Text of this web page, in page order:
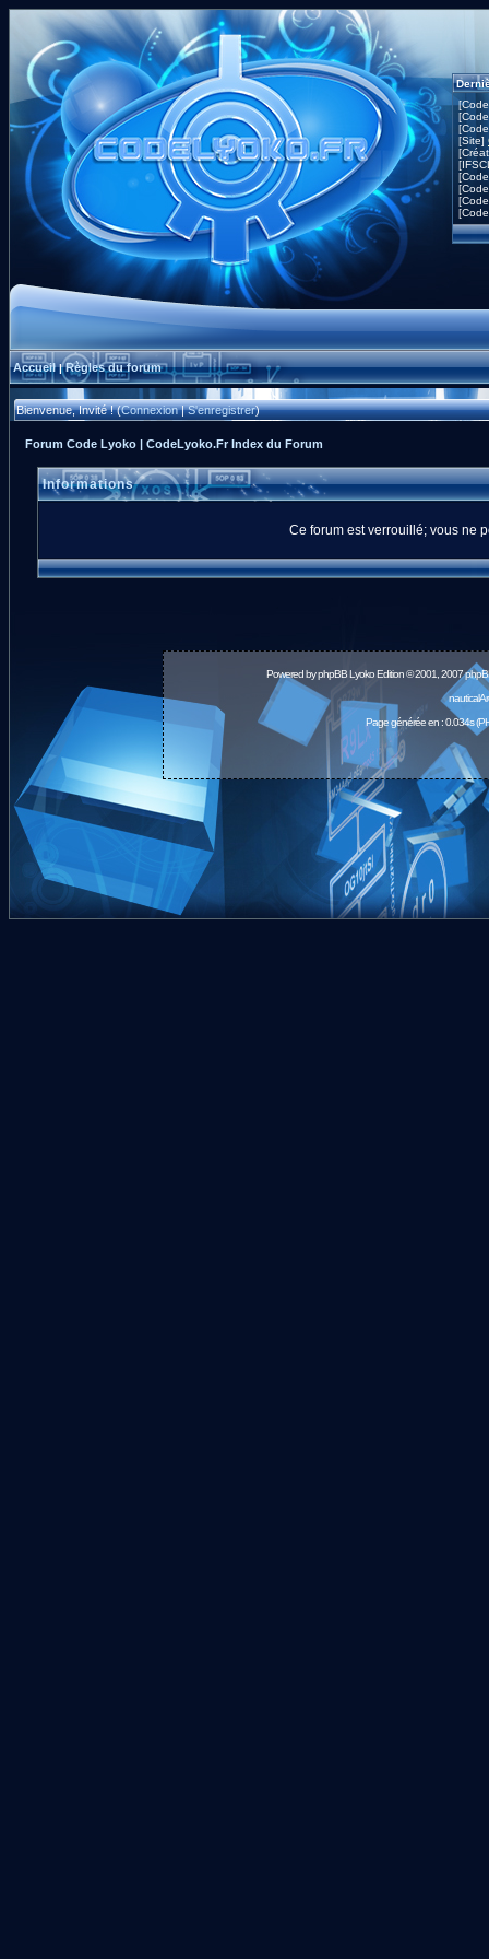
[Site]
Accueil|Règles du forum
Bienvenue, Invité ! (Connexion|S'enregistrer)
Forum Code Lyoko | CodeLyoko.Fr Index du Forum
Informations
Ce forum est verrouillé; vous ne
Powered byphpBBLyoko Edition © 2001, 2007
Page générée en : 0.034s